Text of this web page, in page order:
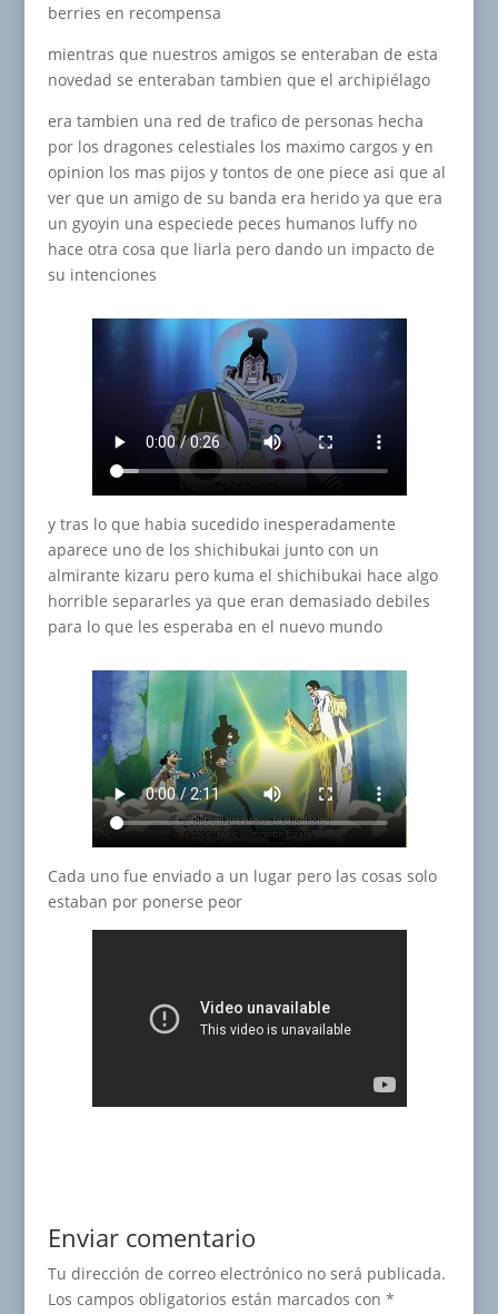
berries en recompensa
mientras que nuestros amigos se enteraban de esta
novedad se enteraban tambien que el archipiélago
era tambien una red de trafico de personas hecha
por los dragones celestiales los maximo cargos y en
opinion los mas pijos y tontos de one piece asi que al
ver que un amigo de su banda era herido ya que era
un gyoyin una especiede peces humanos luffy no
hace otra cosa que liarla pero dando un impacto de
su intenciones
y tras lo que habia sucedido inesperadamente
aparece uno de los shichibukai junto con un
almirante kizaru pero kuma el shichibukai hace algo
horrible separarles ya que eran demasiado debiles
para lo que les esperaba en el nuevo mundo
Cada uno fue enviado a un lugar pero las cosas solo
estaban por ponerse peor
Enviar comentario
Tu dirección de correo electrónico no será publicada.
Los campos obligatorios están marcados con *